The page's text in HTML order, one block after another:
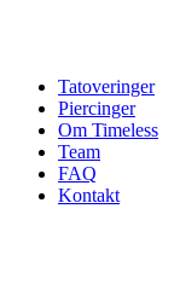
Tatoveringer
Piercinger
Om Timeless
Team
FAQ
Kontakt